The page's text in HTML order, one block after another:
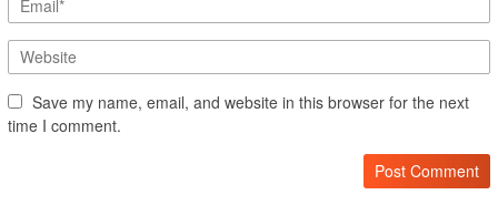
Save my name, email, and website in this browser for the next
time I comment.